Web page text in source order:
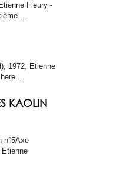
Fleury -
...
1972, Etienne
...
KAOLIN
n°5Axe
Etienne